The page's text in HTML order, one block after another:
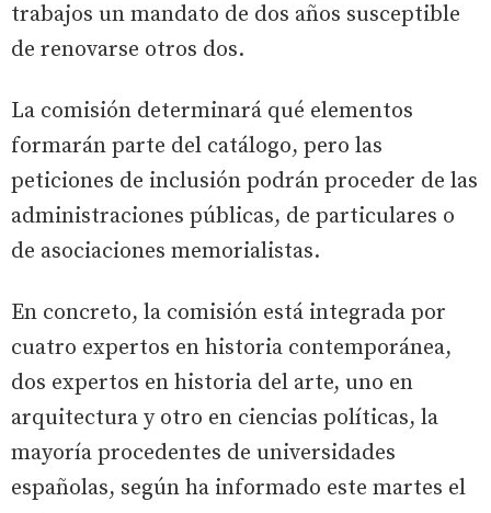
trabajos un mandato de dos años susceptible
de renovarse otros dos.
La comisión determinará qué elementos
formarán parte del catálogo, pero las
peticiones de inclusión podrán proceder de las
administraciones públicas, de particulares o
de asociaciones memorialistas.
En concreto, la comisión está integrada por
cuatro expertos en historia contemporánea,
dos expertos en historia del arte, uno en
arquitectura y otro en ciencias políticas, la
mayoría procedentes de universidades
españolas, según ha informado este martes el